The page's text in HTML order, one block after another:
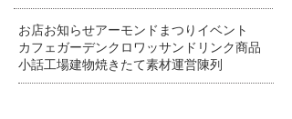
お店お知らせアーモンドまつり イベント
カフェ ガーデンクロワッサン ドリンク商品
小話工場建物焼きたて素材運営陳列